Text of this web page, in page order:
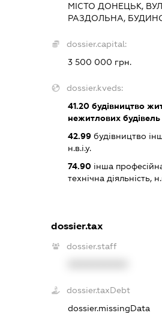
МІСТО ДОНЕЦЬК,
РАЗДОЛЬНА,
dossier.capital:
3 500 000 грн.
dossier.kveds:
41.20будівництво
нежитлових будівель
42.99будівництво
н.в.і.у.
74.90інша
технічна діяльність,
dossier.tax
dossier.staff
dossier.taxDebt
dossier.missingData